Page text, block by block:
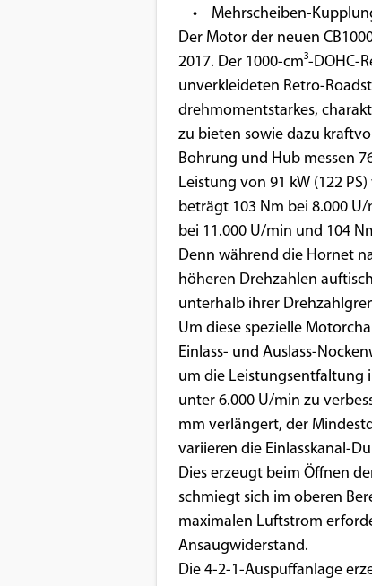
• Mehrscheiben-
Der Motor der neuen
2017. Der 1000-cm³-
unverkleideten Retro-
drehmomentstarkes,
zu bieten sowie dazu
Bohrung und Hub messen
Leistung von 91 kW (122
beträgt 103 Nm bei 8.000
bei 11.000 U/min und 104
Denn während die Hornet
höheren Drehzahlen
unterhalb ihrer
Um diese spezielle
Einlass- und Auslass-
um die Leistungsentfaltung
unter 6.000 U/min zu
mm verlängert, der
variieren die Einlasskanal-
Dies erzeugt beim Öffnen
schmiegt sich im oberen
maximalen Luftstrom
Ansaugwiderstand.
Die 4-2-1-Auspuffanlage